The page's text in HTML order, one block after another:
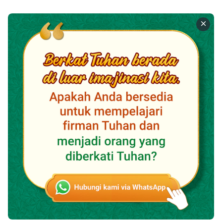
Mari kita membaca dua ayat lagi dari firman Tuhan,
dan kita akan lebih memahami apa itu kebenaran.
Tuhan berfirman: "
Kebenaran berasal dari dunia
manusia, tetapi kebenaran di antara manusia
disampaikan oleh Kristus. Kebenaran itu berasal
dari Kristus, yakni, dari Tuhan sendiri, dan ini bukan
sesuatu yang mampu dilakukan oleh manusia
Kebenaran adalah pepatah kehidupan yang paling
nyata, dan pepatah yang terpenting di antara
semua umat manusia. Karena inilah yang
dikehendaki Tuhan dari manusia, dan merupakan
pekerjaan yang dilakukan sendiri oleh Tuhan,
sehingga hal ini disebut pepatah kehidupan. Ini
bukanlah pepatah yang dirangkum dari sesuatu,